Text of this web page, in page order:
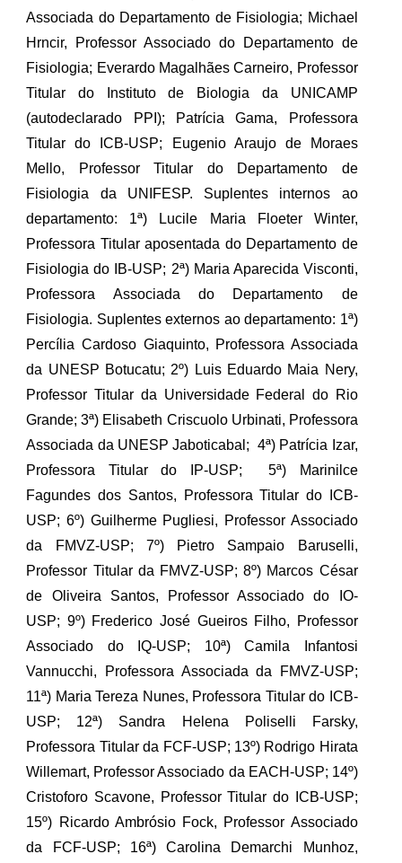
Associada do Departamento de Fisiologia; Michael
Hrncir, Professor Associado do Departamento de
Fisiologia; Everardo Magalhães Carneiro, Professor
Titular do Instituto de Biologia da UNICAMP
(autodeclarado PPI); Patrícia Gama, Professora
Titular do ICB-USP; Eugenio Araujo de Moraes
Mello, Professor Titular do Departamento de
Fisiologia da UNIFESP. Suplentes internos ao
departamento: 1ª) Lucile Maria Floeter Winter,
Professora Titular aposentada do Departamento de
Fisiologia do IB-USP; 2ª) Maria Aparecida Visconti,
Professora Associada do Departamento de
Fisiologia. Suplentes externos ao departamento: 1ª)
Percília Cardoso Giaquinto, Professora Associada
da UNESP Botucatu; 2º) Luis Eduardo Maia Nery,
Professor Titular da Universidade Federal do Rio
Grande; 3ª) Elisabeth Criscuolo Urbinati, Professora
Associada da UNESP Jaboticabal; 4ª) Patrícia Izar,
Professora Titular do IP-USP; 5ª) Marinilce
Fagundes dos Santos, Professora Titular do ICB-
USP; 6º) Guilherme Pugliesi, Professor Associado
da FMVZ-USP; 7º) Pietro Sampaio Baruselli,
Professor Titular da FMVZ-USP; 8º) Marcos César
de Oliveira Santos, Professor Associado do IO-
USP; 9º) Frederico José Gueiros Filho, Professor
Associado do IQ-USP; 10ª) Camila Infantosi
Vannucchi, Professora Associada da FMVZ-USP;
11ª) Maria Tereza Nunes, Professora Titular do ICB-
USP; 12ª) Sandra Helena Poliselli Farsky,
Professora Titular da FCF-USP; 13º) Rodrigo Hirata
Willemart, Professor Associado da EACH-USP; 14º)
Cristoforo Scavone, Professor Titular do ICB-USP;
15º) Ricardo Ambrósio Fock, Professor Associado
da FCF-USP; 16ª) Carolina Demarchi Munhoz,